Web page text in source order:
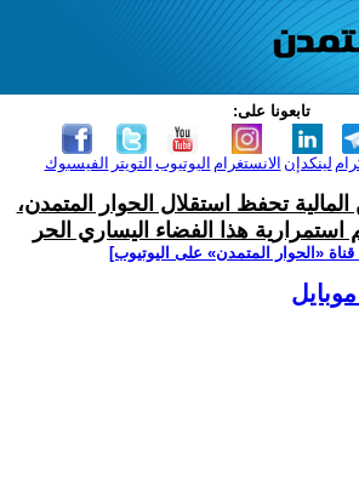
تابعونا على:
الفيسبوك التويتر اليوتيوب الانستغرام لينكدإن
تحفظ استقلال الحوار المتمدن،
هذا الفضاء اليساري الحر
‫«الحوار المتمدن» على اليوتيوب]